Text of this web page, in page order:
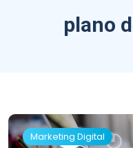
plano
Marketing Digital